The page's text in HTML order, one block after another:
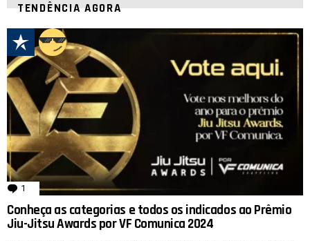
TENDÊNCIA AGORA
1 comentário
Conheça as categorias e todos os indicados ao Prêmio
Jiu-Jitsu Awards por VF Comunica 2024